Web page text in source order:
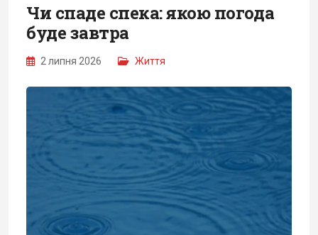
Чи спаде спека: якою погода
буде завтра
2 липня 2026 Життя